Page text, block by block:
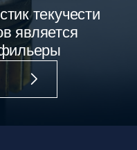
текучести
является